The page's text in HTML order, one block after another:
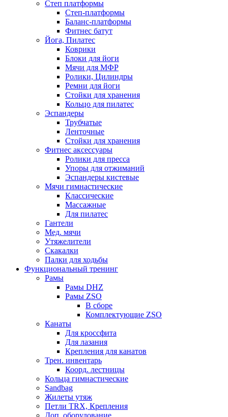
Степ платформы
Степ-платформы
Баланс-платформы
Фитнес батут
Йога, Пилатес
Коврики
Блоки для йоги
Мячи для МФР
Ролики, Цилиндры
Ремни для йоги
Стойки для хранения
Кольцо для пилатес
Эспандеры
Трубчатые
Ленточные
Стойки для хранения
Фитнес аксессуары
Ролики для пресса
Упоры для отжиманий
Эспандеры кистевые
Мячи гимнастические
Классические
Массажные
Для пилатес
Гантели
Мед. мячи
Утяжелители
Скакалки
Палки для ходьбы
Функциональный тренинг
Рамы
Рамы DHZ
Рамы ZSO
В сборе
Комплектующие ZSO
Канаты
Для кроссфита
Для лазания
Крепления для канатов
Трен. инвентарь
Коорд. лестницы
Кольца гимнастические
Sandbag
Жилеты утяж
Петли TRX, Крепления
Доп. оборудование